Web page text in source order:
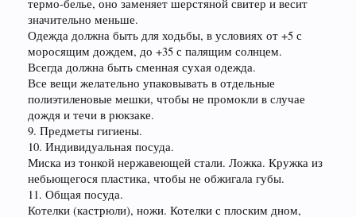
термо-белье, оно заменяет шерстяной свитер и весит
значительно меньше.
Одежда должна быть для ходьбы, в условиях от +5 с
моросящим дождем, до +35 с палящим солнцем.
Всегда должна быть сменная сухая одежда.
Все вещи желательно упаковывать в отдельные
полиэтиленовые мешки, чтобы не промокли в случае
дождя и течи в рюкзаке.
9. Предметы гигиены.
10. Индивидуальная посуда.
Миска из тонкой нержавеющей стали. Ложка. Кружка из
небьющегося пластика, чтобы не обжигала губы.
11. Общая посуда.
Котелки (кастрюли), ножи. Котелки с плоским дном,